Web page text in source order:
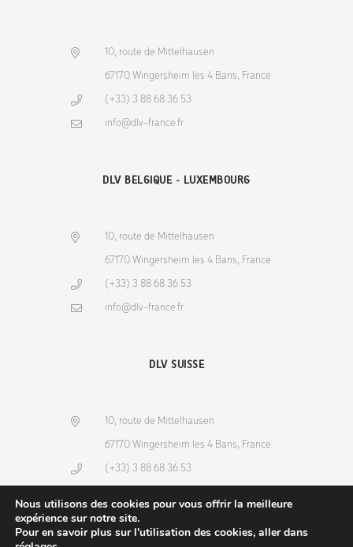
10, route de Mittelhausen
67170 Wingersheim les 4 Bans, France
(+33) 3 88 68 36 53
info@dlv-france.fr
DLV BELGIQUE - LUXEMBOURG
10, route de Mittelhausen
67170 Wingersheim les 4 Bans, France
(+33) 3 88 68 36 53
info@dlv-france.fr
DLV SUISSE
10, route de Mittelhausen
67170 Wingersheim les 4 Bans, France
(+33) 3 88 68 36 53
Nous utilisons des cookies pour vous offrir la meilleure
expérience sur notre site.
Pour en savoir plus sur l'utilisation des cookies, aller dans